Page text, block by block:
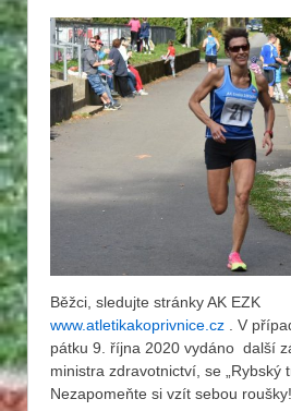
Běžci, sledujte stránky AK EZK
www.atletikakoprivnice.cz . V
pátku 9. října 2020 vydáno další
ministra zdravotnictví, se „Rybský
Nezapomeňte si vzít sebou roušky!